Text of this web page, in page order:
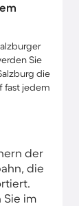
Sie
die
fast jedem
der
die
Sie im